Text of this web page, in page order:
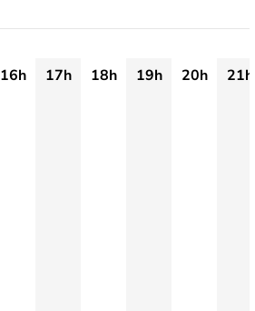
16h 17h 18h 19h 20h
21h